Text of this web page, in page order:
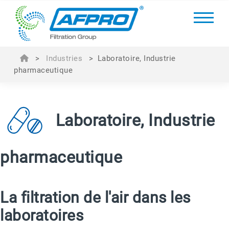
> Industries > Laboratoire, Industrie
pharmaceutique
Laboratoire, Industrie
pharmaceutique
La filtration de l'air dans les
laboratoires